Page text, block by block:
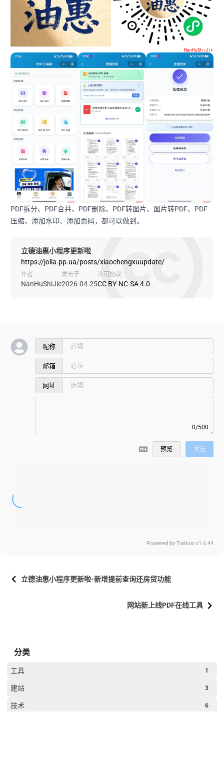
分类
工具 1
建站 3
技术 6
PDF拆分、PDF合并、PDF删除、PDF转图片、图片转PDF、PDF
压缩、添加水印、添加页码，都可以做到。
立德油惠小程序更新啦
https://jolla.pp.ua/posts/xiaochengxuupdate/
作者
NanHuShiJie
发布于
2026-04-25
许可协议
CC BY-NC-SA 4.0
昵称
邮箱
网址
0/500
预览 发送
Powered by Twikoo v1.6.44
立德油惠小程序更新啦-新增提前查询还房贷功能
网站新上线PDF在线工具